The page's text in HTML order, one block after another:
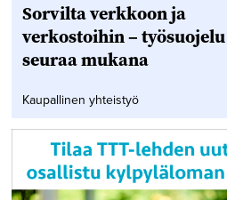
Sorvilta verkkoon ja
verkostoihin – työsuojelu
seuraa mukana
Kaupallinen yhteistyö